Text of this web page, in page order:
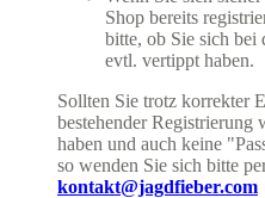
Shop bereits
bitte, ob Sie sich bei
evtl. vertippt haben.
Sollten Sie trotz korrekter
bestehender
haben und auch keine
so wenden Sie sich bitte
kontakt@jagdfieber.com